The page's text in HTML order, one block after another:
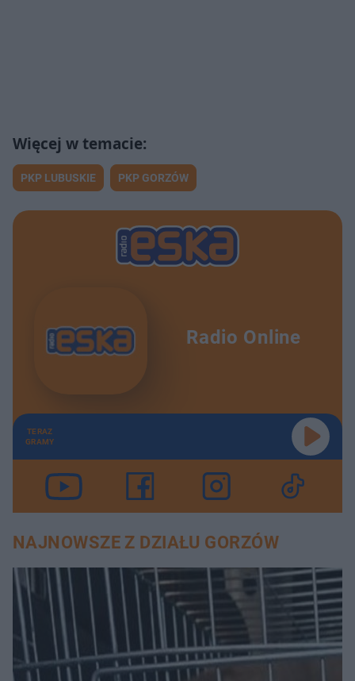
PKP LUBUSKIE PKP GORZÓW
Radio Online
TERAZ
GRAMY
NAJNOWSZE Z DZIAŁU GORZÓW